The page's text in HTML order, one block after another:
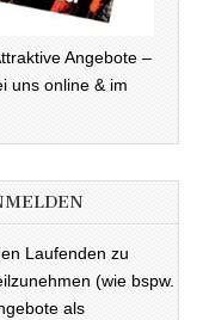
Angebote –
uns online & im
Laufenden zu
(wie bspw.
als